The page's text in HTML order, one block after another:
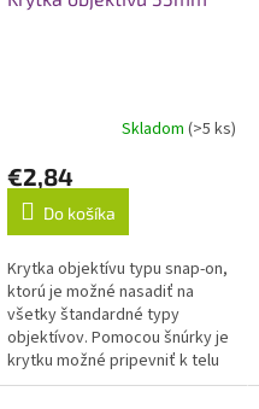
Skladom(>5 ks)
€2,84
Do košíka
Krytka objektívu typu snap-on,
ktorú je možné nasadiť na
všetky štandardné typy
objektívov. Pomocou šnúrky je
krytku možné pripevniť k telu
fotoaparátu.